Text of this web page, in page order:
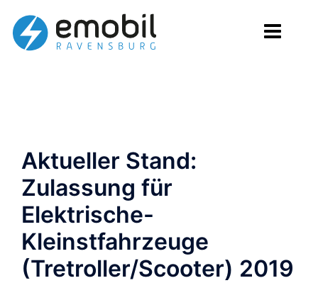
Inhalt
springen
Aktueller Stand:
Zulassung für
Elektrische-
Kleinstfahrzeuge
(Tretroller/Scooter) 2019